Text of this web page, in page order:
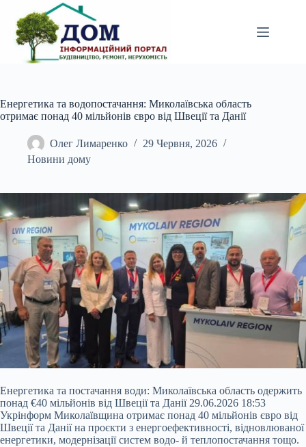
вмісту
Енергетика та водопостачання: Миколаївська область
отримає понад 40 мільйонів євро від Швеції та Данії
Олег Лимаренко
29 Червня, 2026
Новини дому
Енергетика та постачання води: Миколаївська область одержить
понад €40 мільйонів від Швеції та Данії 29.06.2026 18:53
Укрінформ Миколаївщина отримає понад 40 мільйонів євро від
Швеції та Данії на проєкти з енергоефективності, відновлюваної
енергетики, модернізації систем водо- й теплопостачання тощо.